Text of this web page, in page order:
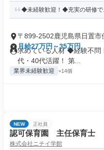
◆未経験歓迎！◆充実の研修
〒899-2502鹿児島県日置市
月給27万円～35万円
求めている人材 ◆経験不
代・40代活躍！ 第...
業界未経験歓迎 +14個
NEW 正社員
認可保育園 主任保育士
株式会社ニチイ学館